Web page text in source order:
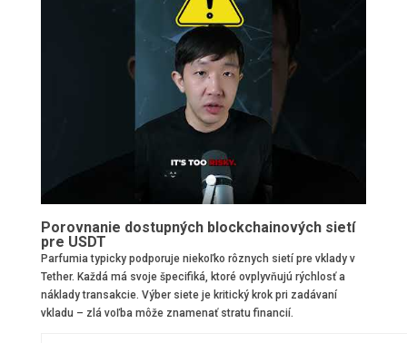
Porovnanie dostupných blockchainových sietí
pre USDT
Parfumia typicky podporuje niekoľko rôznych sietí pre vklady v
Tether. Každá má svoje špecifiká, ktoré ovplyvňujú rýchlosť a
náklady transakcie. Výber siete je kritický krok pri zadávaní
vkladu – zlá voľba môže znamenať stratu financií.